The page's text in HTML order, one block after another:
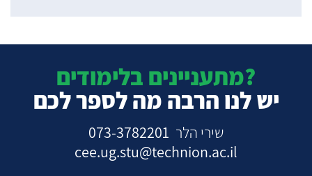
מתעניינים בלימודים?
יש לנו הרבה מה לספר לכם
שירי הלר 073-3782201
cee.ug.stu@technion.ac.il